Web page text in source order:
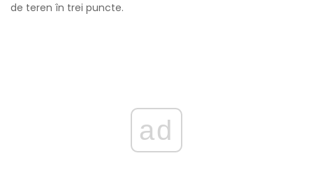
de teren în trei puncte.
ad